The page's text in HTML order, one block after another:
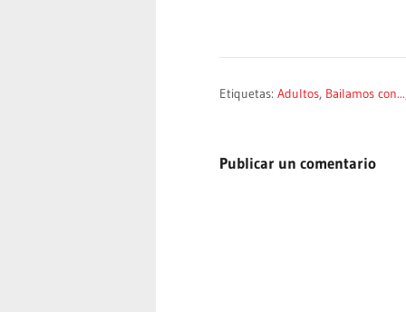
Etiquetas: Adultos, Bailamos con...
Publicar un comentario